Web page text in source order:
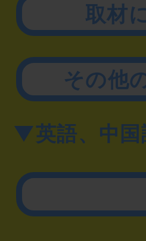
取材
その他
▼英語、中国